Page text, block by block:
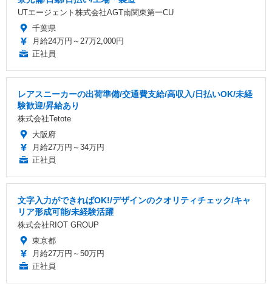
UTエージェント株式会社AGT南関東第一CU
千葉県
月給24万円～27万2,000円
正社員
レアスニーカーの出荷準備/交通費支給/高収入/日払いOK/未経
験歓迎/昇給あり
株式会社Tetote
大阪府
月給27万円～34万円
正社員
文字入力ができればOK!/デザインのクオリティチェック/キャ
リア形成可能/未経験活躍
株式会社RIOT GROUP
東京都
月給27万円～50万円
正社員